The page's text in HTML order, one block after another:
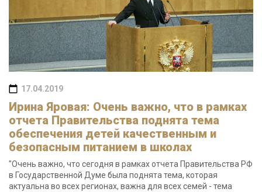
17.04.2019
Ирина Яровая: Очень важно, что в рамках
отчета Правительства поднята тема
обеспечения детей качественным и
безопасным питанием в школах
"Очень важно, что сегодня в рамках отчета Правительства РФ
в Государственной Думе была поднята тема, которая
актуальна во всех регионах, важна для всех семей - тема